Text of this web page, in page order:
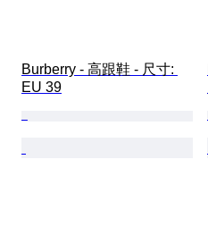
Burberry - 高跟鞋 - 尺寸:
EU 39